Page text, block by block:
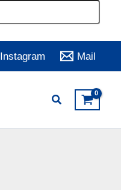
Instagram Mail